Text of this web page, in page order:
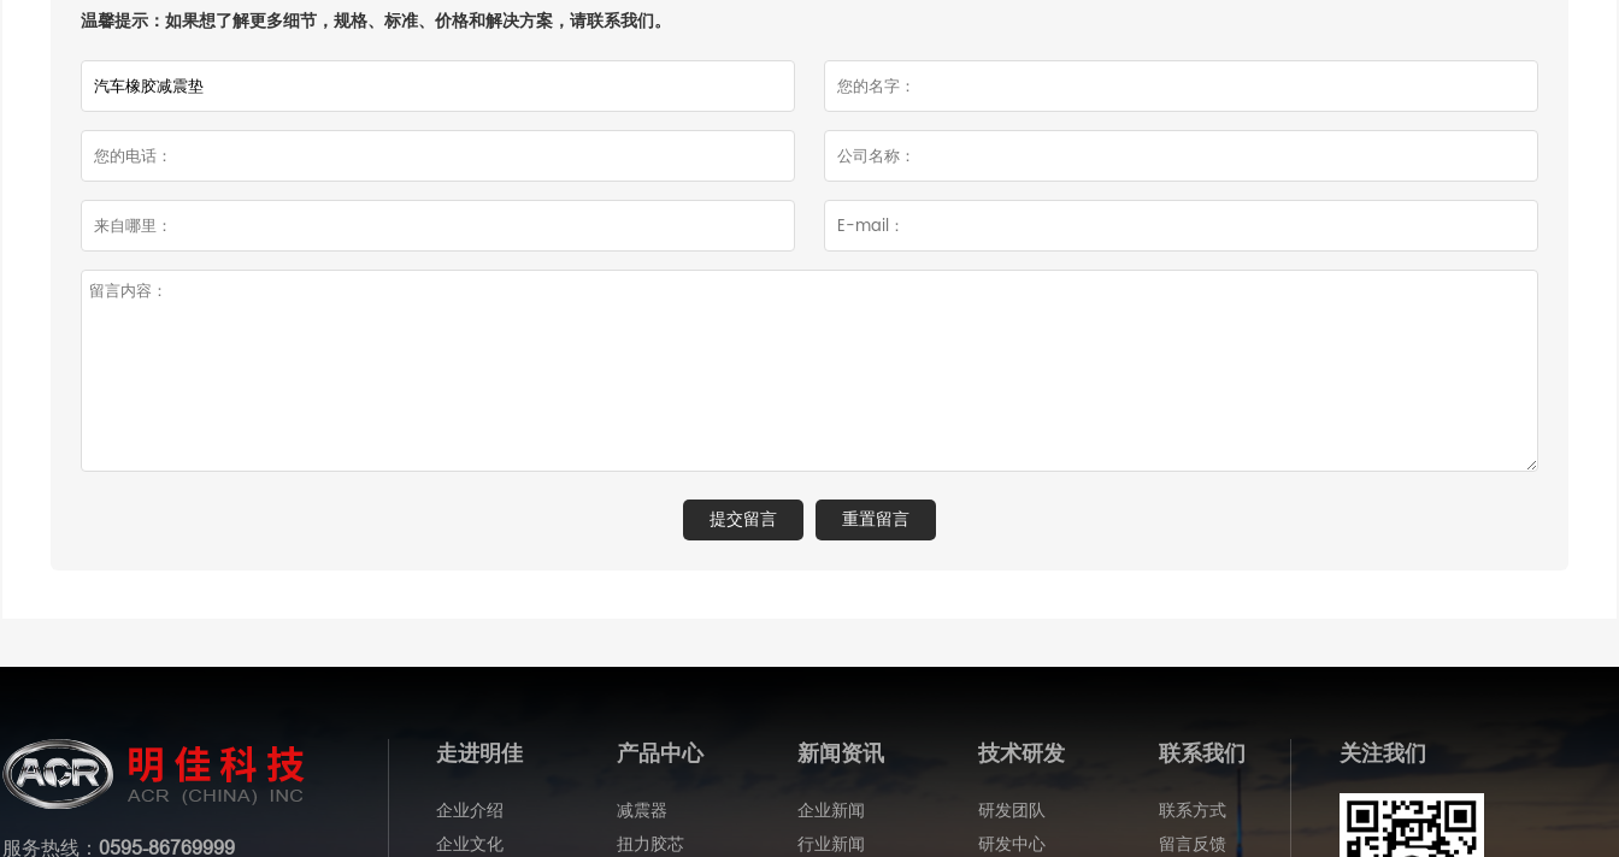
温馨提示：如果想了解更多细节，规格、标准、价格和解决方案，请联系我们。
服务热线： 0595-86769999
走进明佳
企业介绍
企业文化
产品中心
减震器
扭力胶芯
新闻资讯
企业新闻
行业新闻
技术研发
研发团队
研发中心
联系我们
联系方式
留言反馈
关注我们